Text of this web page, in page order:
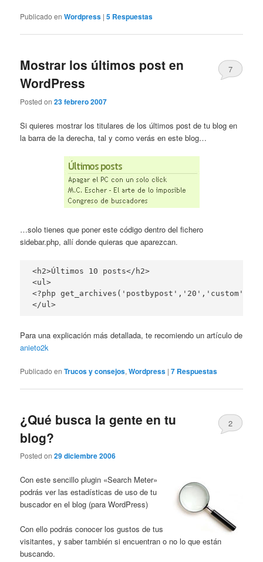
Publicado en Wordpress |5 Respuestas
Mostrar los últimos post en
WordPress
Posted on23 febrero 2007
7
Si quieres mostrar los titulares de los últimos post de tu blog en
la barra de la derecha, tal y como verás en este blog…
…solo tienes que poner este código dentro del fichero
sidebar.php, allí donde quieras que aparezcan.
<h2>Últimos 10 posts</h2>
<ul>
<?php
</ul>
Para una explicación más detallada, te recomiendo un artículo de
anieto2k
Publicado en Trucos y consejos,Wordpress |7 Respuestas
¿Qué busca la gente en tu
blog?
Posted on29 diciembre 2006
2
Con este sencillo plugin «Search Meter»
podrás ver las estadísticas de uso de tu
buscador en el blog (para WordPress)
Con ello podrás conocer los gustos de tus
visitantes, y saber también si encuentran o no lo que están
buscando.